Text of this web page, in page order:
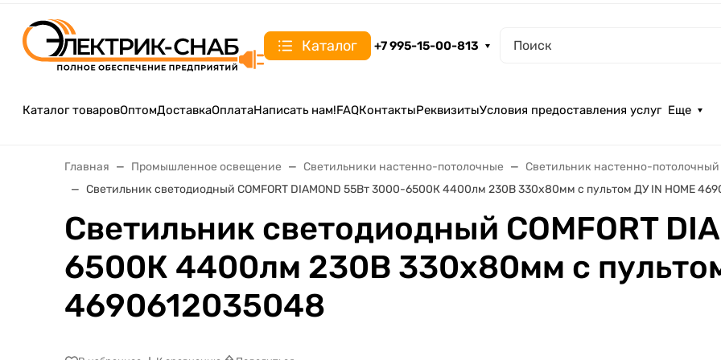
Каталог +7 995-15-00-813
Каталог товаровОптомДоставкаОплатаНаписать нам!FAQКонтактыРеквизитыУсловия предоставления услуг Еще
Главная Промышленное освещение Светильники настенно-потолочные
Светильник настенно-потолочный
Светильник светодиодный COMFORT DIAMOND 55Вт 3000-6500К 4400лм 230В 330х80мм с пультом ДУ IN HOME
Светильник светодиодный COMFORT
6500К 4400лм 230В 330х80мм с
4690612035048